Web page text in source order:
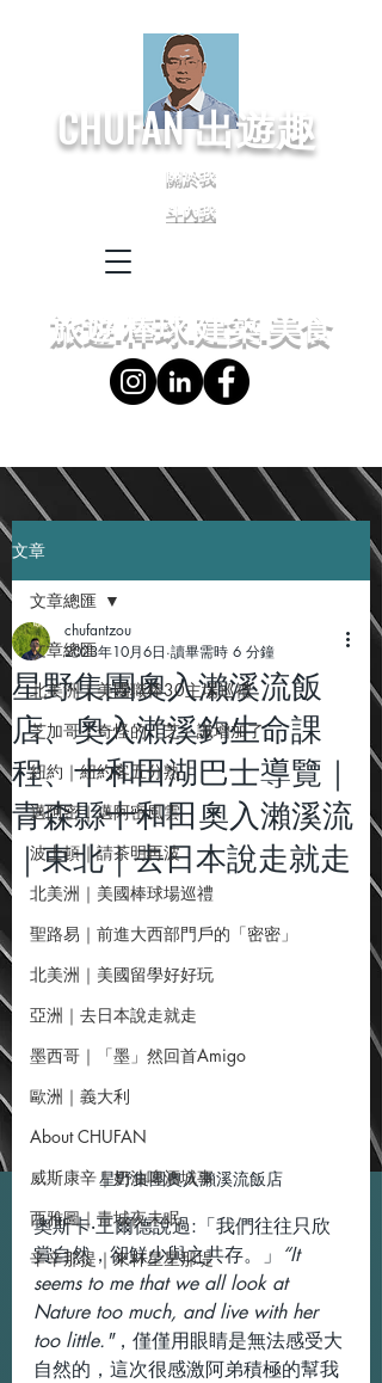
CHUFAN出遊趣
關於我
斗內我
旅遊.棒球.建築.美食
文章
文章總匯
北美洲｜美國職棒30主場巡禮
芝加哥｜奇怪的「芝」識增加了
紐約｜紐約客五分熟
邁阿密｜邁阿密風雲
波士頓｜請茶明再波
北美洲｜美國棒球場巡禮
聖路易｜前進大西部門戶的「密密」
北美洲｜美國留學好好玩
亞洲｜去日本說走就走
墨西哥｜「墨」然回首Amigo
歐洲｜義大利
About CHUFAN
威斯康辛｜奶油啤酒城事
西雅圖｜青城夜未眠
辛辛那提｜來杯星星那堤
文章總匯
星野集團奧入瀨溪流飯
店、奧入瀨溪釣生命課
程、十和田湖巴士導覽｜
青森縣十和田奧入瀨溪流
｜東北｜去日本說走就走
chufantzou
2023年10月6日 讀畢需時 6 分鐘
星野集團奧入瀨溪流飯店
奧斯卡‧王爾德說過:「我們往往只欣
賞自然，卻鮮少與之共存。」 “It
seems to me that we all look at
Nature too much, and live with her
too little."，僅僅用眼睛是無法感受大
自然的，這次很感激阿弟積極的幫我